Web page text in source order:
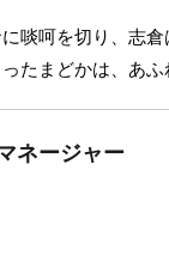
啖呵を切り、志
たまどかは、あ
ネージャー